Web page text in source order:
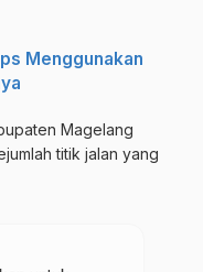
Menggunakan
Magelang
titik jalan yang